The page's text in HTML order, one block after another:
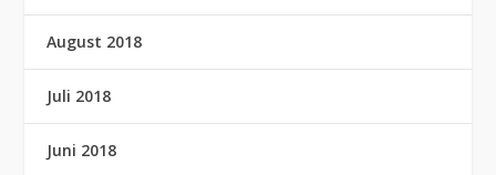
August 2018
Juli 2018
Juni 2018